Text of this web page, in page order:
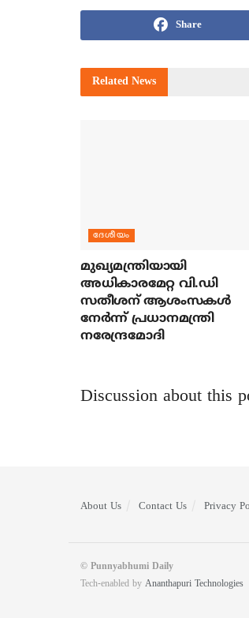
Share
Related News
ദേശീയം
മുഖ്യമന്ത്രിയായി
അധികാരമേറ്റ വി.ഡി
സതീശന് ആശംസകള്‍
നേര്‍ന്ന് പ്രധാനമന്ത്രി
നരേന്ദ്രമോദി
Discussion about this
About Us Contact Us Privacy
© Punnyabhumi Daily
Tech-enabled by Ananthapuri Technologies